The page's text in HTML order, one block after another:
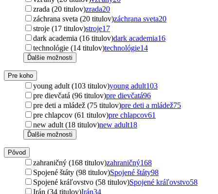
zrada (20 titulov)zrada20
záchrana sveta (20 titulov)záchrana sveta20
stroje (17 titulov)stroje17
dark academia (16 titulov)dark academia16
technológie (14 titulov)technológie14
Ďalšie možnosti
Pre koho
young adult (103 titulov)young adult103
pre dievčatá (96 titulov)pre dievčatá96
pre deti a mládež (75 titulov)pre deti a mládež75
pre chlapcov (61 titulov)pre chlapcov61
new adult (18 titulov)new adult18
Ďalšie možnosti
Pôvod
zahraničný (168 titulov)zahraničný168
Spojené štáty (98 titulov)Spojené štáty98
Spojené kráľovstvo (58 titulov)Spojené kráľovstvo58
Irán (34 titulov)Irán34